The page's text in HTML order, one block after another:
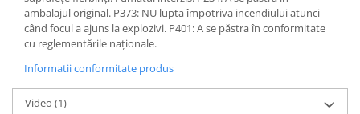
ambalajul original. P373: NU lupta împotriva incendiului atunci
când focul a ajuns la explozivi. P401: A se păstra în conformitate
cu reglementările naționale.
Informatii conformitate produs
Video (1)